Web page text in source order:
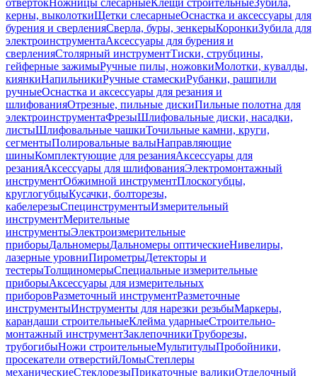
отвертокНожницы слесарныеКлещи строительныеЗубила,
керны, выколоткиЩетки слесарныеОснастка и аксессуары для
бурения и сверленияСверла, буры, зенкерыКоронкиЗубила для
электроинструментаАксессуары для бурения и
сверленияСтолярный инструментТиски, струбцины,
гейферные зажимыРучные пилы, ножовкиМолотки, кувалды,
киянкиНапильникиРучные стамескиРубанки, рашпили
ручныеОснастка и аксессуары для резания и
шлифованияОтрезные, пильные дискиПильные полотна для
электроинструментаФрезыШлифовальные диски, насадки,
листыШлифовальные чашкиТочильные камни, круги,
сегментыПолировальные валыНаправляющие
шиныКомплектующие для резанияАксессуары для
резанияАксессуары для шлифованияЭлектромонтажный
инструментОбжимной инструментПлоскогубцы,
круглогубцыКусачки, болторезы,
кабелерезыСпецинструментыИзмерительный
инструментМерительные
инструментыЭлектроизмерительные
приборыДальномерыДальномеры оптическиеНивелиры,
лазерные уровниПирометрыДетекторы и
тестерыТолщиномерыСпециальные измерительные
приборыАксессуары для измерительных
приборовРазметочный инструментРазметочные
инструментыИнструменты для нарезки резьбыМаркеры,
карандаши строительныеКлейма ударныеСтроительно-
монтажный инструментЗаклепочникиТруборезы,
трубогибыНожи строительныеМультитулыПробойники,
просекатели отверстийЛомыСтеплеры
механическиеСтеклорезыПрикаточные валикиОтделочный